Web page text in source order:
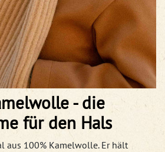
- die
für den Hals
aus 100% Kamelwolle. Er hält